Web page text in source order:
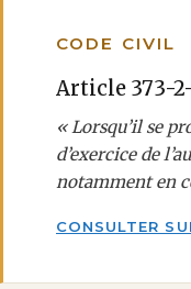
CODE CIVIL
Article 373-2-
« Lorsqu’il se
d’exercice de
notamment en
CONSULTER